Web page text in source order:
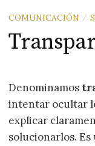
COMUNICACIÓN /
Denominamos
intentar ocultar
explicar
solucionarlos.